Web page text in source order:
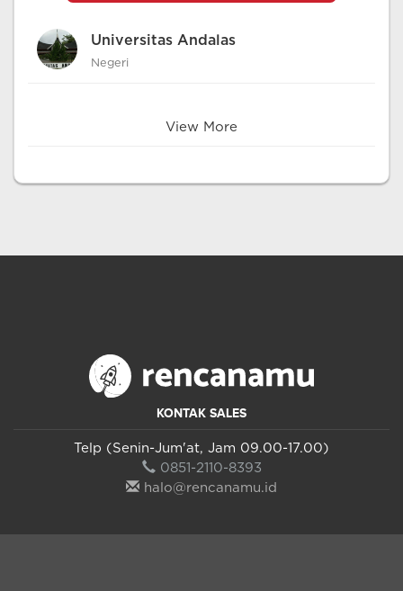
Universitas Andalas
Negeri
View More
KONTAK SALES
Telp (Senin-Jum'at, Jam 09.00-17.00)
0851-2110-8393
halo@rencanamu.id